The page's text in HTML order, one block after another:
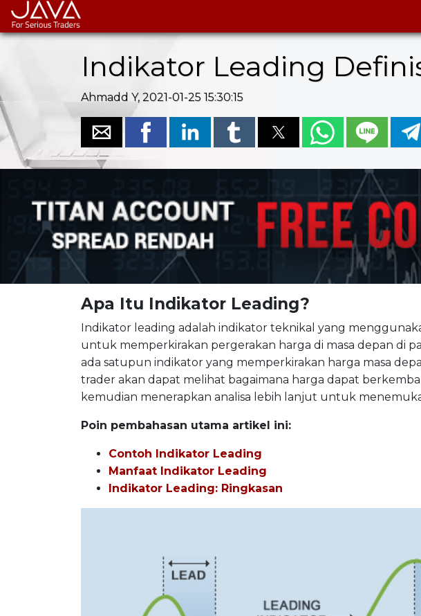
Indikator Leading
Ahmadd Y, 2021-01-25 15:30:15
Apa Itu Indikator Leading?
Indikator leading adalah indikator teknikal yang
untuk memperkirakan pergerakan harga di masa depan di
ada satupun indikator yang memperkirakan harga masa
trader akan dapat melihat bagaimana harga dapat
kemudian menerapkan analisa lebih lanjut untuk
Poin pembahasan utama artikel ini:
Contoh Indikator Leading
Manfaat Indikator Leading
Indikator Leading: Ringkasan